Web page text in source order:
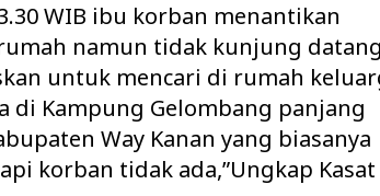
WIB ibu korban menantikan
namun tidak kunjung
untuk mencari di rumah
di Kampung Gelombang panjang
Way Kanan yang biasanya
korban tidak ada,”Ungkap Kasat